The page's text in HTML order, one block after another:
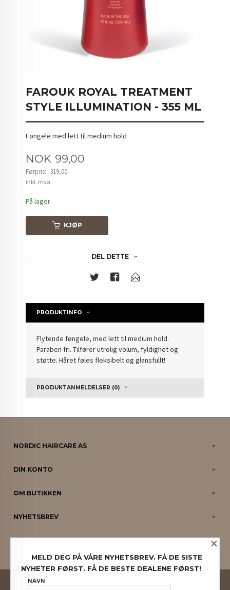
FAROUK ROYAL TREATMENT
STYLE ILLUMINATION - 355 ML
Føngele med lett til medium hold
Tilbud
NOK 99,00
Førpris: 319,00
Rabatt
inkl. mva.
På lager
KJØP
DEL DETTE
PRODUKTINFO
Flytende føngele, med lett til medium hold.
Paraben fri. Tilfører utrolig volum, fyldighet og
støtte. Håret føles fleksibelt og glansfullt!
PRODUKTANMELDELSER (0)
NORDIC HAIRCARE AS
DIN KONTO
OM BUTIKKEN
NYHETSBREV
PARTNERE
FRAKT
×
MELD DEG PÅ VÅRE NYHETSBREV. FÅ DE SISTE
NYHETER FØRST. FÅ DE BESTE DEALENE FØRST!
NAVN